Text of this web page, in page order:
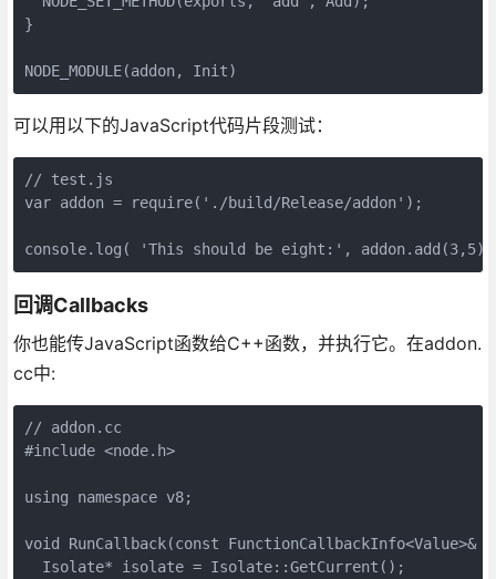
}
NODE_MODULE(addon, Init)
可以用以下的JavaScript代码片段测试：
// test.js
var addon = require('./build/Release/addon');
console.log( 'This should be eight:', addon.add(3,5)
回调Callbacks
你也能传JavaScript函数给C++函数，并执行它。在addon.
cc中:
// addon.cc
#include <node.h>
using namespace v8;
void RunCallback(const FunctionCallbackInfo<Value>&
  Isolate* isolate = Isolate::GetCurrent();